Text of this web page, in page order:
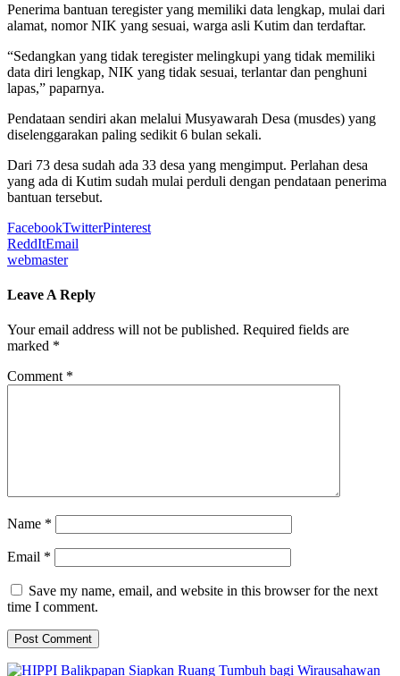
Penerima bantuan teregister yang memiliki data lengkap, mulai dari
alamat, nomor NIK yang sesuai, warga asli Kutim dan terdaftar.
“Sedangkan yang tidak teregister melingkupi yang tidak memiliki
data diri lengkap, NIK yang tidak sesuai, terlantar dan penghuni
lapas,” paparnya.
Pendataan sendiri akan melalui Musyawarah Desa (musdes) yang
diselenggarakan paling sedikit 6 bulan sekali.
Dari 73 desa sudah ada 33 desa yang mengimput. Perlahan desa
yang ada di Kutim sudah mulai perduli dengan pendataan penerima
bantuan tersebut.
FacebookTwitterPinterest
ReddItEmail
webmaster
Leave A Reply
Your email address will not be published. Required fields are
marked *
Comment *
Name *
Email *
Save my name, email, and website in this browser for the next
time I comment.